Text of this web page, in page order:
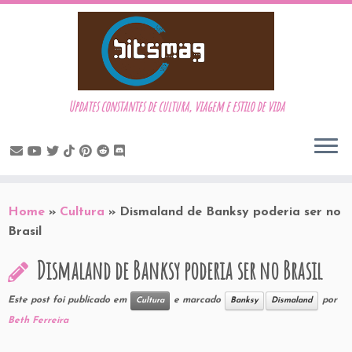
to
content
Updates constantes de cultura, viagem e estilo de vida
Home » Cultura » Dismaland de Banksy poderia ser no
Brasil
Dismaland de Banksy poderia ser no Brasil
Este post foi publicado em Cultura e marcado Banksy Dismaland por
Beth Ferreira